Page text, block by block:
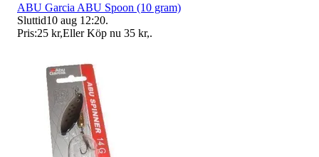
ABU Garcia ABU Spoon (10 gram)
Sluttid10 aug 12:20.
Pris:25 kr,Eller Köp nu 35 kr,.